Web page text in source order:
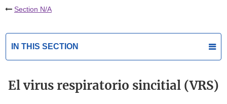
Section N/A
IN THIS SECTION
El virus respiratorio sincitial (VRS)